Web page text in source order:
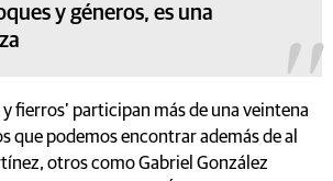
y géneros, es una
y fierros’ participan más de una veintena
que podemos encontrar además de al
otros como Gabriel González